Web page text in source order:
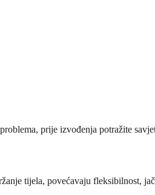
prije izvođenja potražite
tijela, povećavaju fleksibilnost,